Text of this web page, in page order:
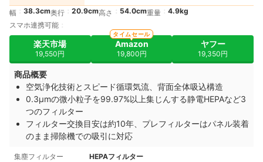
幅 38.3cm奥行 20.9cm高さ 54.0cm重量
4.9kg
スマホ連携可能
楽天市場
19,550円
Amazon
19,800円
タイムセール
ヤフー
19,350円
商品概要
空気浄化技術とスピード循環気流、背面全体吸込構造
0.3μmの微小粒子を99.97%以上集じんする静電HEPAなど3
つのフィルター
フィルター交換目安は約10年、プレフィルターはパネル装着
のまま掃除機での吸引に対応
集塵フィルター HEPAフィルター